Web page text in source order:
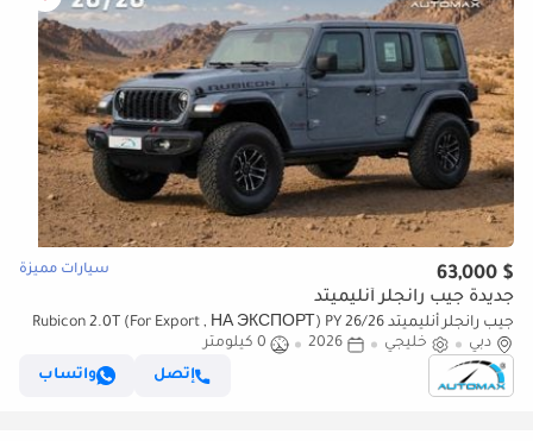
$ 63,000 سيارات مميزة
جديدة جيب رانجلر أنليميتد
جيب رانجلر أنليميتد Rubicon 2.0T (For Export , НА ЭКСПОРТ) PY 26/26
XTREME 4x4 GCC Без пробега
دبي خليجي 2026
0 كيلومتر
إتصل
واتساب